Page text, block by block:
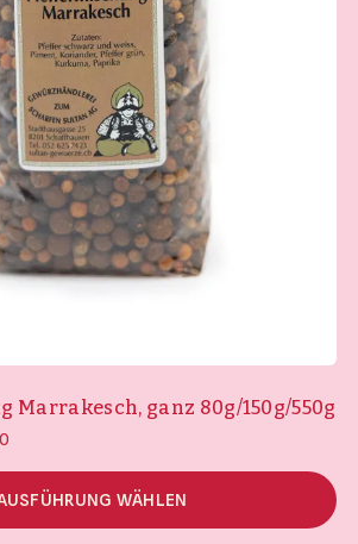
Marrakesch, ganz 80g/150g/550g
CHF 38.50
WÄHLEN